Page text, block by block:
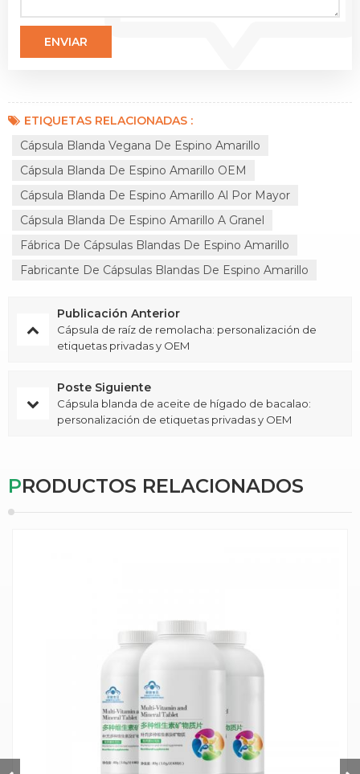
ETIQUETAS RELACIONADAS :
Cápsula Blanda Vegana De Espino Amarillo
Cápsula Blanda De Espino Amarillo OEM
Cápsula Blanda De Espino Amarillo Al Por Mayor
Cápsula Blanda De Espino Amarillo A Granel
Fábrica De Cápsulas Blandas De Espino Amarillo
Fabricante De Cápsulas Blandas De Espino Amarillo
Publicación Anterior
Cápsula de raíz de remolacha: personalización de
etiquetas privadas y OEM
Poste Siguiente
Cápsula blanda de aceite de hígado de bacalao:
personalización de etiquetas privadas y OEM
PRODUCTOS RELACIONADOS